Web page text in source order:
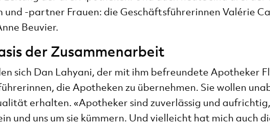
-partner Frauen: die Geschäftsführerinnen Valérie
Beuvier.
der Zusammenarbeit
sich Dan Lahyani, der mit ihm befreundete Apotheker
die Apotheken zu übernehmen. Sie wollen
erhalten. «Apotheker sind zuverlässig und
und uns um sie kümmern. Und vielleicht hat mich auch